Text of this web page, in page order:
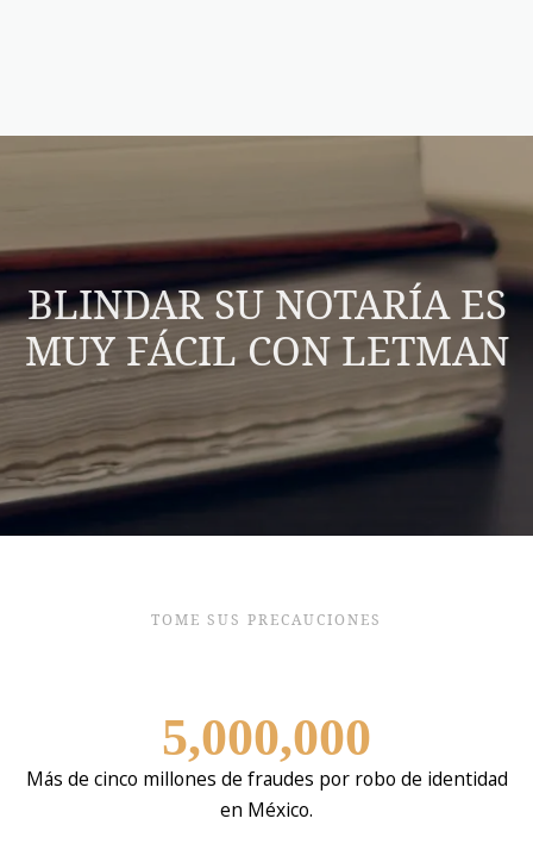
BLINDAR SU NOTARÍA ES
MUY FÁCIL CON LETMAN
TOME SUS PRECAUCIONES
5,000,000
Más de cinco millones de fraudes por robo de identidad
en México.